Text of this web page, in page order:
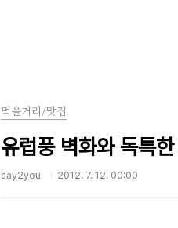
먹을거리/맛집
유럽풍 벽화와 독특
say2you 2012. 7. 12. 00:00